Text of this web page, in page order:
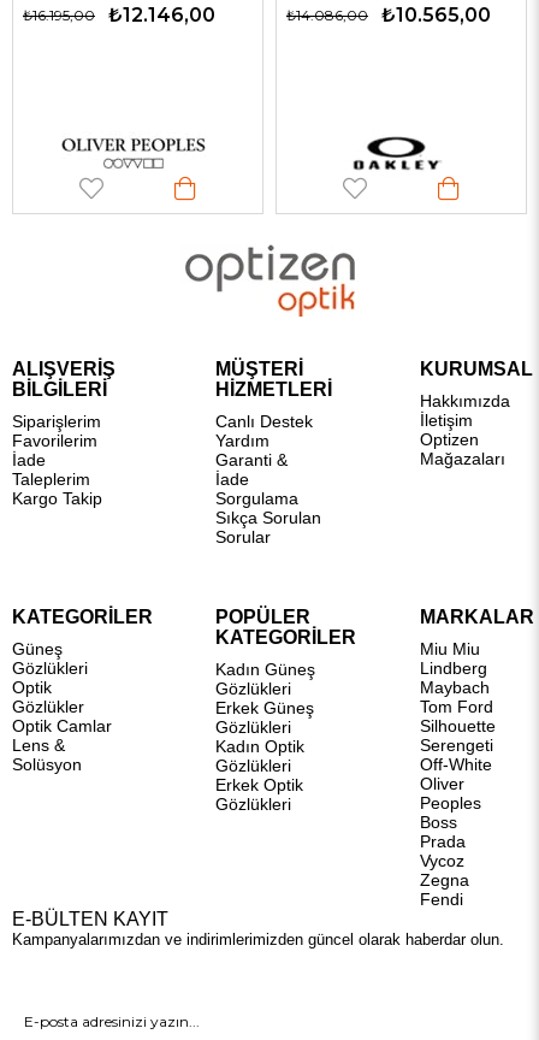
₺12.146,00
₺16.195,00 ₺10.565,00
₺14.086,00
ALIŞVERİŞ
BİLGİLERİ
Siparişlerim
Favorilerim
İade
Taleplerim
Kargo Takip
MÜŞTERİ
HİZMETLERİ
Canlı Destek
Yardım
Garanti &
İade
Sorgulama
Sıkça Sorulan
Sorular
KURUMSAL
Hakkımızda
İletişim
Optizen
Mağazaları
KATEGORİLER
Güneş
Gözlükleri
Optik
Gözlükler
Optik Camlar
Lens &
Solüsyon
POPÜLER
KATEGORİLER
Kadın Güneş
Gözlükleri
Erkek Güneş
Gözlükleri
Kadın Optik
Gözlükleri
Erkek Optik
Gözlükleri
MARKALAR
Miu Miu
Lindberg
Maybach
Tom Ford
Silhouette
Serengeti
Off-White
Oliver
Peoples
Boss
Prada
Vycoz
Zegna
Fendi
E-BÜLTEN KAYIT
Kampanyalarımızdan ve indirimlerimizden güncel olarak haberdar olun.